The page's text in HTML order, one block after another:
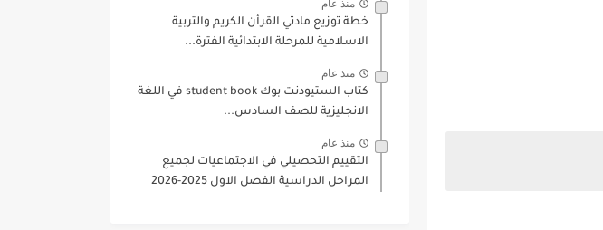
منذ عام
خطة توزيع مادتي القرأن الكريم والتربية
الاسلامية للمرحلة الابتدائية الفترة...
منذ عام
كتاب الستيودنت بوك student book في اللغة
الانجليزية للصف السادس...
منذ عام
التقييم التحصيلي في الاجتماعيات لجميع
المراحل الدراسية الفصل الاول 2025-2026